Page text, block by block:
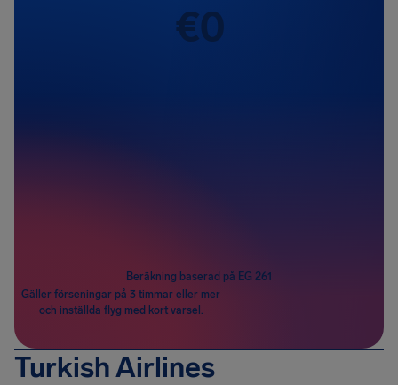
€0
Beräkning baserad på EG 261
Gäller förseningar på 3 timmar eller mer
och inställda flyg med kort varsel.
Turkish Airlines